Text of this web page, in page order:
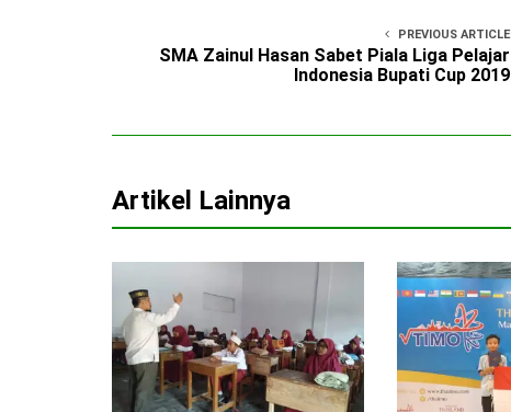
PREVIOUS ARTICLE
SMA Zainul Hasan Sabet Piala Liga Pelajar
Indonesia Bupati Cup 2019
Artikel Lainnya